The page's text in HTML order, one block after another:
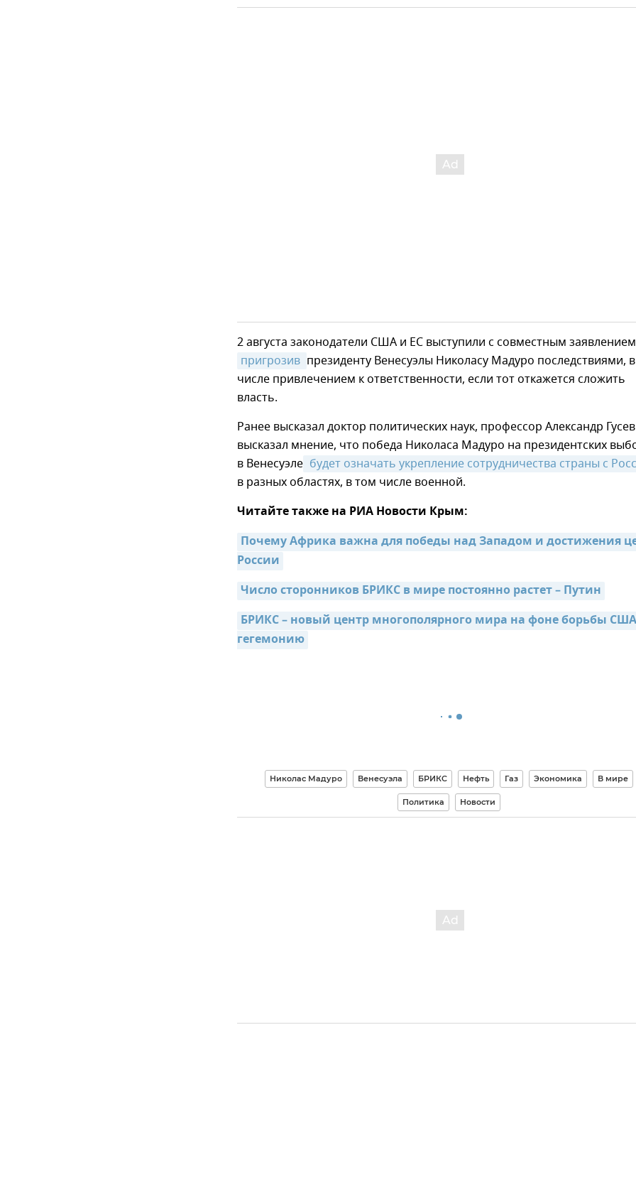
2 августа законодатели США и ЕС выступили с совместным
пригрозив президенту Венесуэлы Николасу Мадуро последствиями,
числе привлечением к ответственности, если тот откажется сложить
власть.
Ранее высказал доктор политических наук, профессор Александр Гусев
высказал мнение, что победа Николаса Мадуро на президентских
в Венесуэле будет означать укрепление сотрудничества страны с
в разных областях, в том числе военной.
Читайте также на РИА Новости Крым:
Почему Африка важна для победы над Западом и достижения
России
Число сторонников БРИКС в мире постоянно растет – Путин
БРИКС – новый центр многополярного мира на фоне борьбы
гегемонию
Николас Мадуро Венесуэла БРИКС Нефть Газ Экономика В мире
Политика Новости